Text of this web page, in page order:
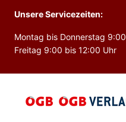
Unsere Servicezeiten:
Montag bis Donnerstag
Freitag 9:00 bis 12:00 Uhr